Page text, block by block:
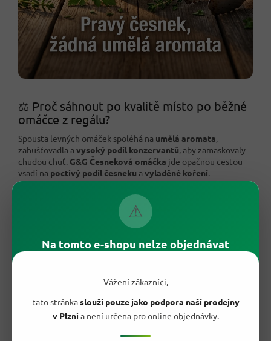
⚠
Na tomto e-shopu nelze objednávat
Vážení zákazníci,
tato stránkaslouží pouze jako podpora naší prodejny
v Plznia není určena pro online objednávky.
⚖️ Proč sáhnout po kvalitě místo po běžné
omáčce z regálu?
Spousta levných omáček spoléhá na umělá aromata,
zahušťovadla a vysoký podíl konzervantů, aby zamaskovaly
chudou chuť. G&G Česneková omáčka jde opačnou cestou —
vsadí na poctivý podíl česneku a vyladěné koření.
Výsledkem jevýraznější, přirozenější chuť, kterou poznáš
hned při prvním ochutnání. Za pár korun navíc tak dostaneš
omáčku, která chutná jako od grilmastera